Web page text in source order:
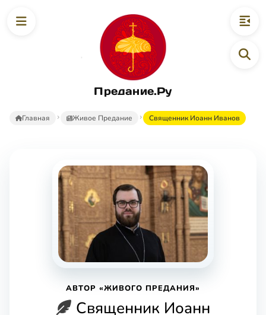
Предание.Ру
Главная Живое Предание Священник Иоанн Иванов
АВТОР «ЖИВОГО ПРЕДАНИЯ»
Священник Иоанн